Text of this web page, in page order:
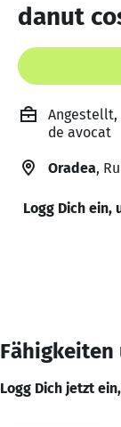
danut
Angestellt,
de avocat
Oradea,
Logg Dich ein,
Logg Dich jetzt